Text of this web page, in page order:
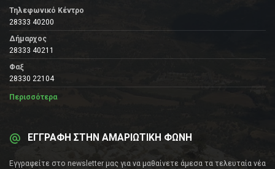
Τηλεφωνικό Κέντρο
28333 40200
Δήμαρχος
28333 40211
Φαξ
28330 22104
Περισσότερα
ΕΓΓΡΑΦΗ ΣΤΗΝ ΑΜΑΡΙΩΤΙΚΗ ΦΩΝΗ
Εγγραφείτε στο newsletter μας για να μαθαίνετε άμεσα τα τελευταία νέα